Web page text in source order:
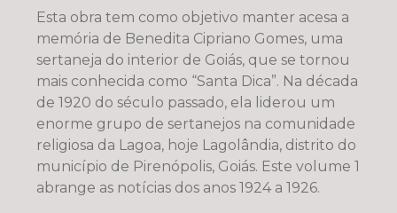
Esta obra tem como objetivo manter acesa a
memória de Benedita Cipriano Gomes, uma
sertaneja do interior de Goiás, que se tornou
mais conhecida como “Santa Dica”. Na década
de 1920 do século passado, ela liderou um
enorme grupo de sertanejos na comunidade
religiosa da Lagoa, hoje Lagolândia, distrito do
município de Pirenópolis, Goiás. Este volume 1
abrange as notícias dos anos 1924 a 1926.